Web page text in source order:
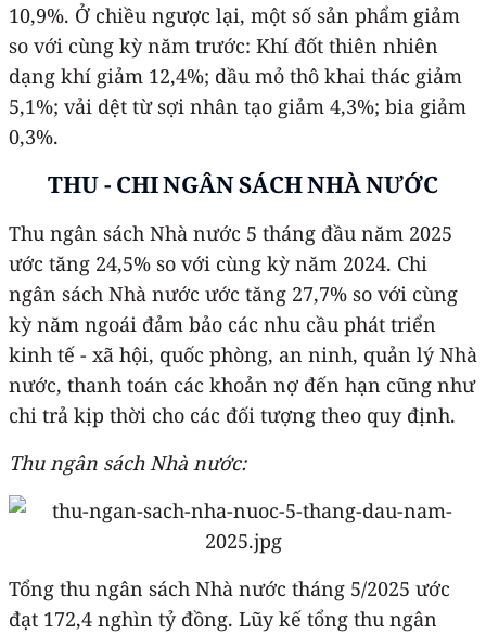
10,9%. Ở chiều ngược lại, một số sản phẩm giảm
so với cùng kỳ năm trước: Khí đốt thiên nhiên
dạng khí giảm 12,4%; dầu mỏ thô khai thác giảm
5,1%; vải dệt từ sợi nhân tạo giảm 4,3%; bia giảm
0,3%.
THU - CHI NGÂN SÁCH NHÀ NƯỚC
Thu ngân sách Nhà nước 5 tháng đầu năm 2025
ước tăng 24,5% so với cùng kỳ năm 2024. Chi
ngân sách Nhà nước ước tăng 27,7% so với cùng
kỳ năm ngoái đảm bảo các nhu cầu phát triển
kinh tế - xã hội, quốc phòng, an ninh, quản lý Nhà
nước, thanh toán các khoản nợ đến hạn cũng như
chi trả kịp thời cho các đối tượng theo quy định.
Thu ngân sách Nhà nước:
Tổng thu ngân sách Nhà nước tháng 5/2025 ước
đạt 172,4 nghìn tỷ đồng. Lũy kế tổng thu ngân